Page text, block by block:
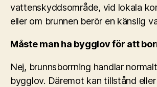
vattenskyddsområde, vid lokala
eller om brunnen berör en känslig
Måste man ha bygglov för att
Nej, brunnsborrning handlar
bygglov. Däremot kan tillstånd eller